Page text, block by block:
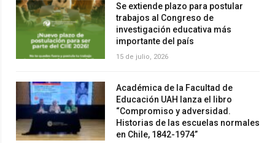
Se extiende plazo para postular
trabajos al Congreso de
investigación educativa más
importante del país
15 de julio, 2026
Académica de la Facultad de
Educación UAH lanza el libro
“Compromiso y adversidad.
Historias de las escuelas normales
en Chile, 1842-1974”